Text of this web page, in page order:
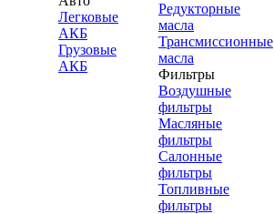
Легковые
АКБ
Грузовые
АКБ
Редукторные
масла
Трансмиссионные
масла
Фильтры
Воздушные
фильтры
Масляные
фильтры
Салонные
фильтры
Топливные
фильтры